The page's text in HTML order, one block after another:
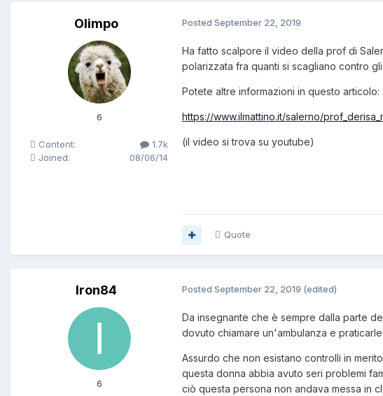
Olimpo
6
Content:
1.7k
Joined:
08/06/14
Posted September 22, 2019
Ha fatto scalpore il video della prof di
polarizzata fra quanti si scagliano contro
Potete altre informazioni in questo articolo:
https://www.ilmattino.it/salerno/
(il video si trova su youtube)
Quote
Iron84
6
Posted September 22, 2019 (edited)
Da insegnante che è sempre dalla parte
dovuto chiamare un'ambulanza e
Assurdo che non esistano controlli in
questa donna abbia avuto seri problemi
ciò questa persona non andava messa in